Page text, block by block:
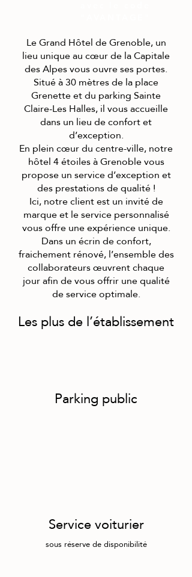
Le Grand Hôtel de Grenoble, un
lieu unique au cœur de la Capitale
des Alpes vous ouvre ses portes.
Situé à 30 mètres de la place
Grenette et du parking Sainte
Claire-Les Halles, il vous accueille
dans un lieu de confort et
d’exception.
En plein cœur du centre-ville, notre
hôtel 4 étoiles à Grenoble vous
propose un service d’exception et
des prestations de qualité !
Ici, notre client est un invité de
marque et le service personnalisé
vous offre une expérience unique.
Dans un écrin de confort,
fraichement rénové, l’ensemble des
collaborateurs œuvrent chaque
jour afin de vous offrir une qualité
de service optimale.
Les plus de l’établissement
Parking public
Service voiturier
sous réserve de disponibilité